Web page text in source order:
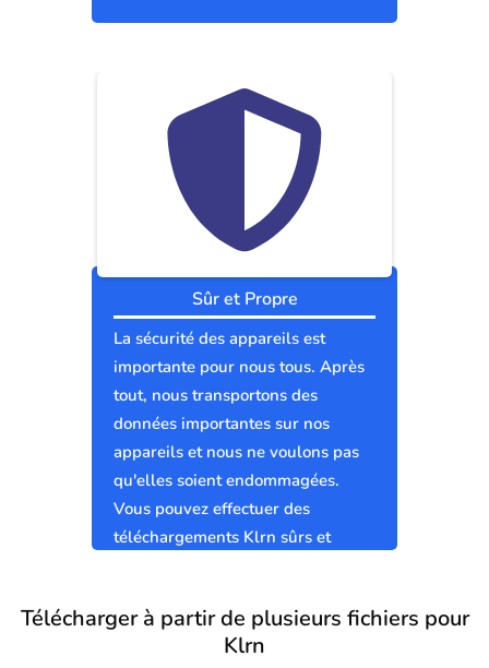
Sûr et Propre
La sécurité des appareils est
importante pour nous tous. Après
tout, nous transportons des
données importantes sur nos
appareils et nous ne voulons pas
qu'elles soient endommagées.
Vous pouvez effectuer des
téléchargements Klrn sûrs et
Télécharger à partir de plusieurs fichiers pour
Klrn